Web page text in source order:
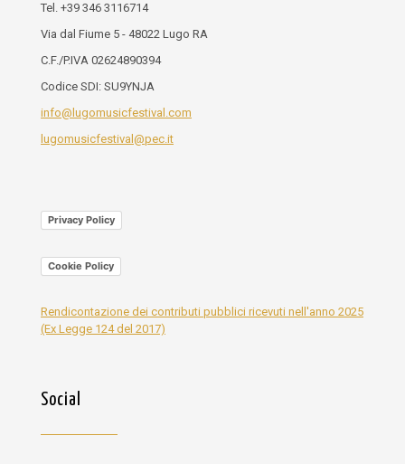
Tel. +39 346 3116714
Via dal Fiume 5 - 48022 Lugo RA
C.F./P.IVA 02624890394
Codice SDI: SU9YNJA
info@lugomusicfestival.com
lugomusicfestival@pec.it
Privacy Policy
Cookie Policy
Rendicontazione dei contributi pubblici ricevuti nell'anno 2025
(Ex Legge 124 del 2017)
Social